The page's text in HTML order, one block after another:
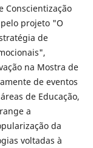
Conscientização
projeto "O
de
na Mostra de
de eventos
de Educação,
a
da
voltadas à